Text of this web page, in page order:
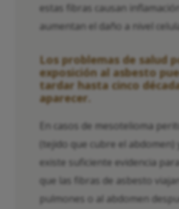
estas fibras causan
aumentan el daño a nivel
Los problemas de salud
exposición al asbesto
tardar hasta cinco
aparecer.
En casos de mesotelioma
(tejido que cubre el abdomen)
existe suficiente evidencia
que las fibras de asbesto
pulmones o al abdomen